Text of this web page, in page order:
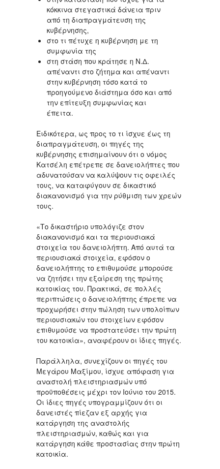
κόκκινα στεγαστικά δάνεια πριν
από τη διαπραγμάτευση της
κυβέρνησης,
στο τι πέτυχε η κυβέρνηση με τη
συμφωνία της
στη στάση που κράτησε η Ν.Δ.
απέναντι στο ζήτημα και απέναντι
στην κυβέρνηση τόσο κατά το
προηγούμενο διάστημα όσο και από
την επίτευξη συμφωνίας και
έπειτα.
Ειδικότερα, ως προς το τι ίσχυε έως τη
διαπραγμάτευση, οι πηγές της
κυβέρνησης επισημαίνουν ότι ο νόμος
Κατσέλη επέτρεπε σε δανειολήπτες που
αδυνατούσαν να καλύψουν τις οφειλές
τους, να καταφύγουν σε δικαστικό
διακανονισμό για την ρύθμιση των χρεών
τους.
«Το δικαστήριο υπολόγιζε στον
διακανονισμό και τα περιουσιακά
στοιχεία του δανειολήπτη. Από αυτά τα
περιουσιακά στοιχεία, εφόσον ο
δανειολήπτης το επιθυμούσε μπορούσε
να ζητήσει την εξαίρεση της πρώτης
κατοικίας του. Πρακτικά, σε πολλές
περιπτώσεις ο δανειολήπτης έπρεπε να
προχωρήσει στην πώληση των υπολοίπων
περιουσιακών του στοιχείων εφόσον
επιθυμούσε να προστατεύσει την πρώτη
του κατοικία», αναφέρουν οι ίδιες πηγές.
Παράλληλα, συνεχίζουν οι πηγές του
Μεγάρου Μαξίμου, ίσχυε απόφαση για
αναστολή πλειστηριασμών υπό
προϋποθέσεις μέχρι τον Ιούνιο του 2015.
Οι ίδιες πηγές υπογραμμίζουν ότι οι
δανειστές πίεζαν εξ αρχής για
κατάργηση της αναστολής
πλειστηριασμών, καθώς και για
κατάργηση κάθε προστασίας στην πρώτη
κατοικία.